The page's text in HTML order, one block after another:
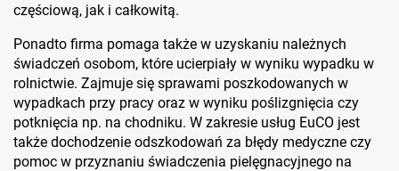
częściową, jak i całkowitą.
Ponadto firma pomaga także w uzyskaniu należnych
świadczeń osobom, które ucierpiały w wyniku wypadku w
rolnictwie. Zajmuje się sprawami poszkodowanych w
wypadkach przy pracy oraz w wyniku poślizgnięcia czy
potknięcia np. na chodniku. W zakresie usług EuCO jest
także dochodzenie odszkodowań za błędy medyczne czy
pomoc w przyznaniu świadczenia pielęgnacyjnego na